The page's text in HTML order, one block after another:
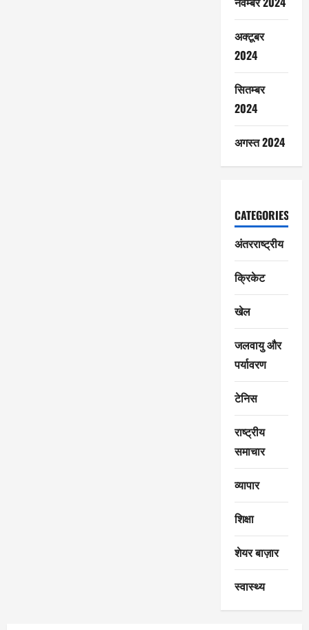
अक्टूबर
2024
सितम्बर
2024
अगस्त 2024
CATEGORIES
अंतरराष्ट्रीय
क्रिकेट
खेल
जलवायु और
पर्यावरण
टेनिस
राष्ट्रीय
समाचार
व्यापार
शिक्षा
शेयर बाज़ार
स्वास्थ्य